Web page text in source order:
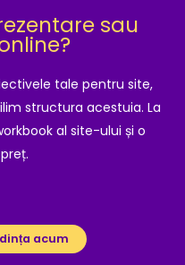
sau
tale pentru site,
structura acestuia. La
al site-ului și o
acum